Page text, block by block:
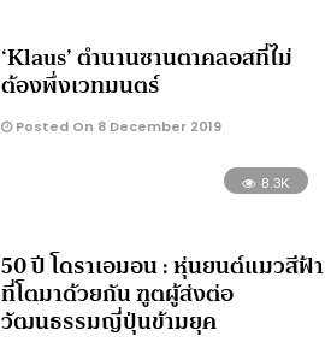
‘Klaus’ ตำนานซานตาคลอสที่ไม่
ต้องพึ่งเวทมนตร์
Posted On 8 December 2019
8.3K
50 ปี โดราเอมอน : หุ่นยนต์แมวสีฟ้า
ที่โตมาด้วยกัน ฑูตผู้ส่งต่อ
วัฒนธรรมญี่ปุ่นข้ามยุค